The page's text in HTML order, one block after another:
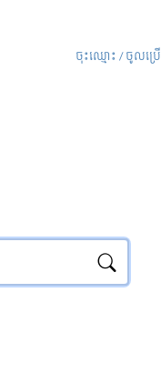
ចុះឈ្មោះ / ចូលប្រើ